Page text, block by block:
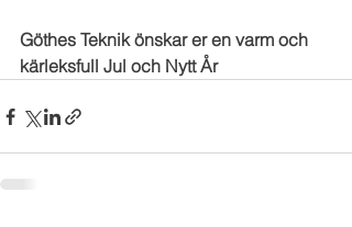
Göthes Teknik önskar er en varm och
kärleksfull Jul och Nytt År